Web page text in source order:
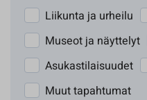
Liikunta ja urheilu
Museot ja näyttelyt
Asukastilaisuudet
Muut tapahtumat